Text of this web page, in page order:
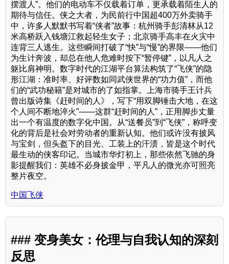
摆渡人”。他们的电动车不仅载着订单，更承载着陌生人的
期待与信任。侠之大者，为民前行中国超400万外卖骑手
中，许多人默默书写着“侠者”故事：杭州骑手彭清林从12
米高桥跃入钱塘江救起轻生女子；北京骑手高丰在火灾中
连背三人逃生。这些瞬间打破了“快”与“慢”的界限——他们
为生计奔波，却总在他人危难时按下“暂停键”，以凡人之
躯比肩神明。数字时代的江湖平台算法构筑了“飞侠”的隐
形江湖：准时率、好评数如同武侠世界的“功力值”，而他
们的“武功秘籍”是对城市的了如指掌。上海市骑手王计兵
曾出版诗集《赶时间的人》，写下“用双脚锤击大地，在这
个人间不断地淬火”——这群“赶时间的人”，正用脚步丈量
出一个有温度的数字化中国。从“送餐员”到“飞侠”，称呼变
化的背后是社会对劳动者的重新认知。他们或许没有披风
与宝剑，但头盔下的目光、工装上的汗渍，皆是这个时代
最生动的侠客印记。当城市华灯初上，那些依然飞驰的身
影提醒我们：英雄不必身披金甲，平凡人的微光亦可照亮
整片夜空。
中国飞侠
### 变身美女：伦理与自我认知的深刻
反思